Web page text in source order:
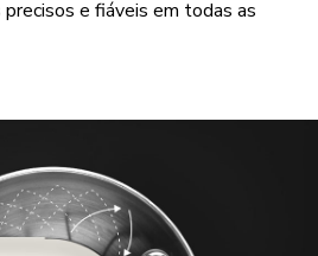
e fiáveis em todas as